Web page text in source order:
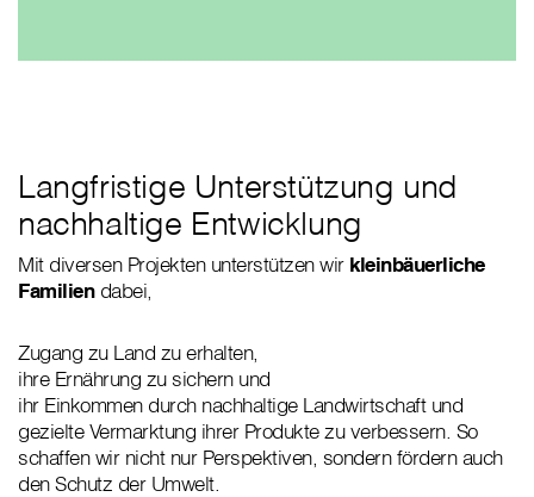
Langfristige Unterstützung und
nachhaltige Entwicklung
Mit diversen Projekten unterstützen wir kleinbäuerliche
Familiendabei,
Zugang zu Land zu erhalten,
ihre Ernährung zu sichern und
ihr Einkommen durch nachhaltige Landwirtschaft und
gezielte Vermarktung ihrer Produkte zu verbessern. So
schaffen wir nicht nur Perspektiven, sondern fördern auch
den Schutz der Umwelt.